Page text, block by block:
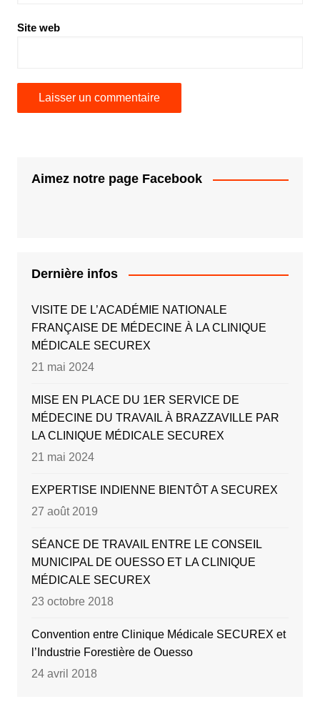
Site web
Aimez notre page Facebook
Dernière infos
VISITE DE L’ACADÉMIE NATIONALE
FRANÇAISE DE MÉDECINE À LA CLINIQUE
MÉDICALE SECUREX
21 mai 2024
MISE EN PLACE DU 1ER SERVICE DE
MÉDECINE DU TRAVAIL À BRAZZAVILLE PAR
LA CLINIQUE MÉDICALE SECUREX
21 mai 2024
EXPERTISE INDIENNE BIENTÔT A SECUREX
27 août 2019
SÉANCE DE TRAVAIL ENTRE LE CONSEIL
MUNICIPAL DE OUESSO ET LA CLINIQUE
MÉDICALE SECUREX
23 octobre 2018
Convention entre Clinique Médicale SECUREX et
l’Industrie Forestière de Ouesso
24 avril 2018